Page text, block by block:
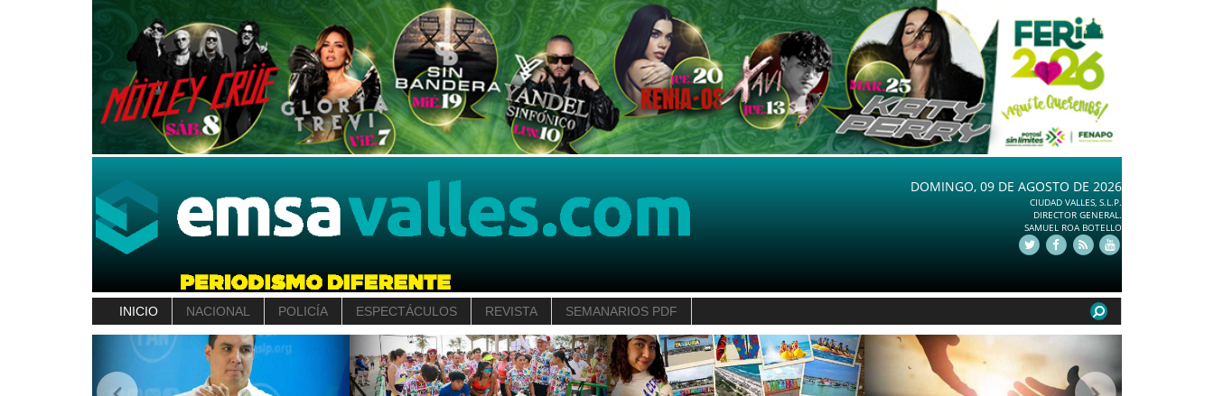
DOMINGO, 09 DE AGOSTO DE 2026
CIUDAD VALLES, S.L.P.
DIRECTOR GENERAL.
SAMUEL ROA BOTELLO
INICIO NACIONAL POLICÍA ESPECTÁCULOS REVISTA SEMANARIOS PDF